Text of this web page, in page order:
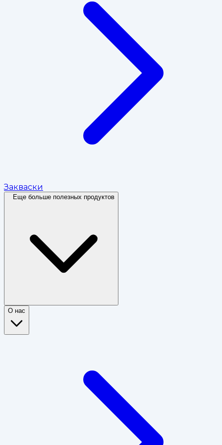
Закваски
Еще больше полезных продуктов
О нас